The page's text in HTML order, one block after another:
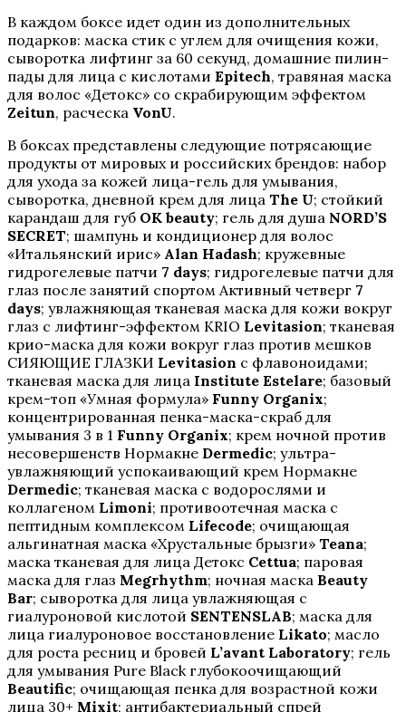
В каждом боксе идет один из дополнительных
подарков: маска стик с углем для очищения кожи,
сыворотка лифтинг за 60 секунд, домашние пилин-
пады для лица с кислотами Epitech, травяная маска
для волос «Детокс» со скрабирующим эффектом
Zeitun, расческа VonU.
В боксах представлены следующие потрясающие
продукты от мировых и российских брендов: набор
для ухода за кожей лица-гель для умывания,
сыворотка, дневной крем для лица The U; стойкий
карандаш для губ OK beauty; гель для душа NORD’S
SECRET; шампунь и кондиционер для волос
«Итальянский ирис» Alan Hadash; кружевные
гидрогелевые патчи 7 days; гидрогелевые патчи для
глаз после занятий спортом Активный четверг 7
days; увлажняющая тканевая маска для кожи вокруг
глаз с лифтинг-эффектом KRIO Levitasion; тканевая
крио-маска для кожи вокруг глаз против мешков
СИЯЮЩИЕ ГЛАЗКИ Levitasion с флавоноидами;
тканевая маска для лица Institute Estelare; базовый
крем-топ «Умная формула» Funny Organix;
концентрированная пенка-маска-скраб для
умывания 3 в 1 Funny Organix; крем ночной против
несовершенств Нормакне Dermedic; ультра-
увлажняющий успокаивающий крем Нормакне
Dermedic; тканевая маска с водорослями и
коллагеном Limoni; противоотечная маска с
пептидным комплексом Lifecode; очищающая
альгинатная маска «Хрустальные брызги» Teana;
маска тканевая для лица Детокс Cettua; паровая
маска для глаз Megrhythm; ночная маска Beauty
Bar; сыворотка для лица увлажняющая с
гиалуроновой кислотой SENTENSLAB; маска для
лица гиалуроновое восстановление Likato; масло
для роста ресниц и бровей L’avant Laboratory; гель
для умывания Pure Black глубокоочищающий
Beautific; очищающая пенка для возрастной кожи
лица 30+ Mixit; антибактериальный спрей